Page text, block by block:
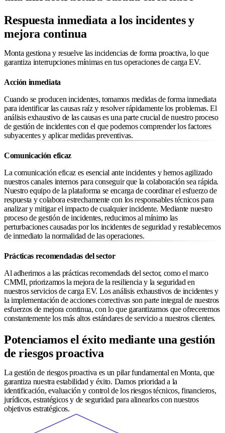
Respuesta inmediata a los incidentes y
mejora continua
Monta gestiona y resuelve las incidencias de forma proactiva, lo que
garantiza interrupciones mínimas en tus operaciones de carga EV.
Acción inmediata
Cuando se producen incidentes, tomamos medidas de forma inmediata
para identificar las causas raíz y resolver rápidamente los problemas. El
análisis exhaustivo de las causas es una parte crucial de nuestro proceso
de gestión de incidentes con el que podemos comprender los factores
subyacentes y aplicar medidas preventivas.
Comunicación eficaz
La comunicación eficaz es esencial ante incidentes y hemos agilizado
nuestros canales internos para conseguir que la colaboración sea rápida.
Nuestro equipo de la plataforma se encarga de coordinar el esfuerzo de
respuesta y colabora estrechamente con los responsables técnicos para
analizar y mitigar el impacto de cualquier incidente. Mediante nuestro
proceso de gestión de incidentes, reducimos al mínimo las
perturbaciones causadas por los incidentes de seguridad y restablecemos
de inmediato la normalidad de las operaciones.
Prácticas recomendadas del sector
Al adherirnos a las prácticas recomendads del sector, como el marco
CMMI, priorizamos la mejora de la resiliencia y la seguridad en
nuestros servicios de carga EV. Los análisis exhaustivos de incidentes y
la implementación de acciones correctivas son parte integral de nuestros
esfuerzos de mejora continua, con lo que garantizamos que ofreceremos
constantemente los más altos estándares de servicio a nuestros clientes.
Potenciamos el éxito mediante una gestión
de riesgos proactiva
La gestión de riesgos proactiva es un pilar fundamental en Monta, que
garantiza nuestra estabilidad y éxito. Damos prioridad a la
identificación, evaluación y control de los riesgos técnicos, financieros,
jurídicos, estratégicos y de seguridad para alinearlos con nuestros
objetivos estratégicos.